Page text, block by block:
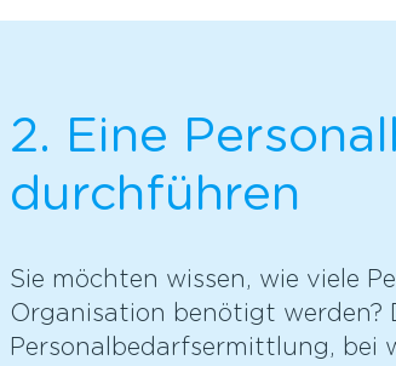
2. Eine
durchführen
Sie möchten wissen, wie viele
Organisation benötigt
Personalbedarfsermittlung, bei